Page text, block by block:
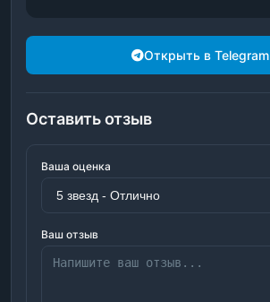
Открыть в Telegram
Оставить отзыв
Ваша оценка
Ваш отзыв